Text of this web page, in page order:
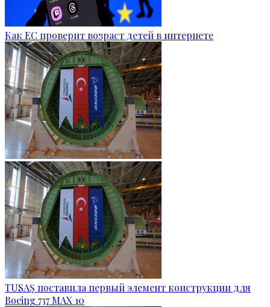
Как ЕС проверит возраст детей в интернете
TUSAŞ поставила первый элемент конструкции для
Boeing 737 MAX 10